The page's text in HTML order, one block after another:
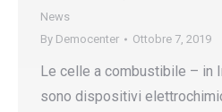
News
By Democenter Ottobre 7, 2019
Le celle a combustibile – in
sono dispositivi